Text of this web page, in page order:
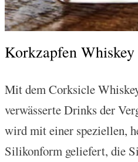
Korkzapfen
Mit dem Corksicle
verwässerte Drinks der
wird mit einer speziellen,
Silikonform geliefert, die